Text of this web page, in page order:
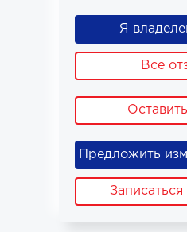
Я
Все
Предложить